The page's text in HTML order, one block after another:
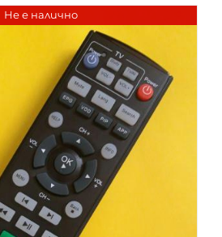
Не е налично